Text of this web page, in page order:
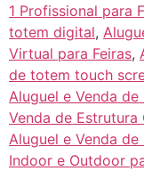
1 Profissional para
totem digital,
Virtual para Feiras,
de totem touch
Aluguel e Venda
Venda de Estrutura
Aluguel e Venda
Indoor e Outdoor